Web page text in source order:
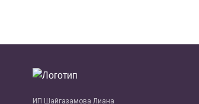
ИП Шайгазамова Лиана